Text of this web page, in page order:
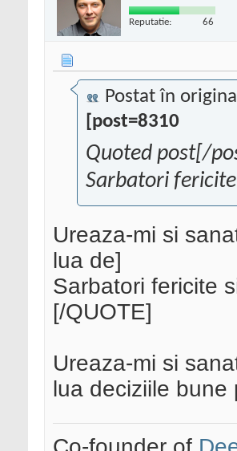
Reputatie: 66
Postat în
[post=8310
Quoted post[/
Sarbatori
Ureaza-mi si
lua de]
Sarbatori fericite
[/QUOTE]
Ureaza-mi si
lua deciziile